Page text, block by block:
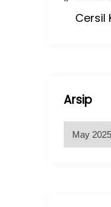
Cersil
Arsip
r